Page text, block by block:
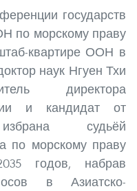
государств
по морскому праву
квартире ООН в
наук Нгуен Тхи
директора
и кандидат от
судьёй
по морскому праву
годов, набрав
в Азиатско-